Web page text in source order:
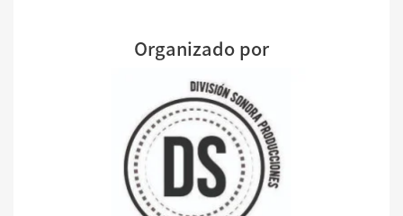
Organizado por